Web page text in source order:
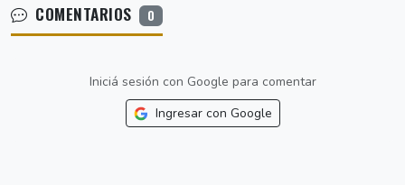
COMENTARIOS 0
Iniciá sesión con Google para comentar
Ingresar con Google